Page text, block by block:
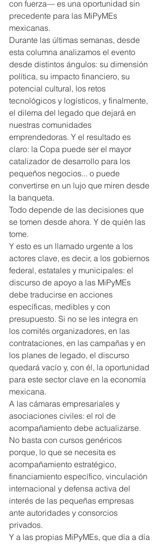
con fuerza— es una oportunidad sin
precedente para las MiPyMEs
mexicanas.
Durante las últimas semanas, desde
esta columna analizamos el evento
desde distintos ángulos: su dimensión
política, su impacto financiero, su
potencial cultural, los retos
tecnológicos y logísticos, y finalmente,
el dilema del legado que dejará en
nuestras comunidades
emprendedoras. Y el resultado es
claro: la Copa puede ser el mayor
catalizador de desarrollo para los
pequeños negocios... o puede
convertirse en un lujo que miren desde
la banqueta.
Todo depende de las decisiones que
se tomen desde ahora. Y de quién las
tome.
Y esto es un llamado urgente a los
actores clave, es decir, a los gobiernos
federal, estatales y municipales: el
discurso de apoyo a las MiPyMEs
debe traducirse en acciones
específicas, medibles y con
presupuesto. Si no se les integra en
los comités organizadores, en las
contrataciones, en las campañas y en
los planes de legado, el discurso
quedará vacío y, con él, la oportunidad
para este sector clave en la economía
mexicana.
A las cámaras empresariales y
asociaciones civiles: el rol de
acompañamiento debe actualizarse.
No basta con cursos genéricos
porque, lo que se necesita es
acompañamiento estratégico,
financiamiento específico, vinculación
internacional y defensa activa del
interés de las pequeñas empresas
ante autoridades y consorcios
privados.
Y a las propias MiPyMEs, que día a día